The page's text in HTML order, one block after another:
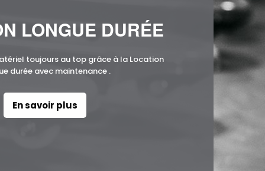
LONGUE DURÉE
toujours au top grâce à la Location
durée avec maintenance .
En savoir plus